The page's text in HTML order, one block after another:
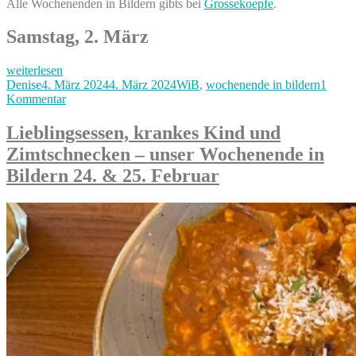
Alle Wochenenden in Bildern gibts bei Grossekoepfe.
Samstag, 2. März
„Ausflug
in
die
Kurztrip
nach
Irland,
wieder
ein
Kind
–
unser
Wochenende
in
Bildern
weiterlesen
Autor
DeniseVeröffentlicht
am
4. März 20244. März 2024Kategorien
WiB, wochenende in bildern1
Kommentarzu
in
die
Steinzeit,
Kurztrip
nach
wieder
krankes
Kind
unser
Wochenende
Bildern
2.
Lieblingsessen, krankes Kind und
Zimtschnecken – unser Wochenende in
Bildern 24. & 25. Februar